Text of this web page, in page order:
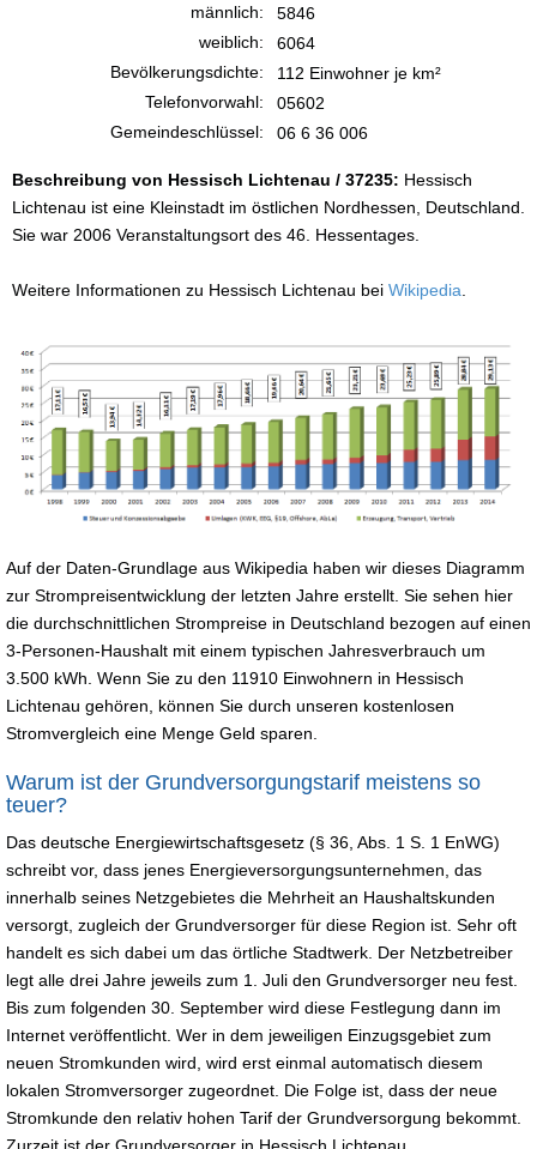
männlich:
5846
weiblich:
6064
Bevölkerungsdichte:
112 Einwohner je km²
Telefonvorwahl:
05602
Gemeindeschlüssel:
06 6 36 006
Beschreibung von Hessisch Lichtenau / 37235: Hessisch
Lichtenau ist eine Kleinstadt im östlichen Nordhessen, Deutschland.
Sie war 2006 Veranstaltungsort des 46. Hessentages.
Weitere Informationen zu Hessisch Lichtenau bei Wikipedia
Auf der Daten-Grundlage aus Wikipedia haben wir dieses Diagramm
zur Strompreisentwicklung der letzten Jahre erstellt. Sie sehen hier
die durchschnittlichen Strompreise in Deutschland bezogen auf einen
3-Personen-Haushalt mit einem typischen Jahresverbrauch um
3.500 kWh. Wenn Sie zu den 11910 Einwohnern in Hessisch
Lichtenau gehören, können Sie durch unseren kostenlosen
Stromvergleich eine Menge Geld sparen.
Warum ist der Grundversorgungstarif meistens so
teuer?
Das deutsche Energiewirtschaftsgesetz (§ 36, Abs. 1 S. 1 EnWG)
schreibt vor, dass jenes Energieversorgungsunternehmen, das
innerhalb seines Netzgebietes die Mehrheit an Haushaltskunden
versorgt, zugleich der Grundversorger für diese Region ist. Sehr oft
handelt es sich dabei um das örtliche Stadtwerk. Der Netzbetreiber
legt alle drei Jahre jeweils zum 1. Juli den Grundversorger neu fest.
Bis zum folgenden 30. September wird diese Festlegung dann im
Internet veröffentlicht. Wer in dem jeweiligen Einzugsgebiet zum
neuen Stromkunden wird, wird erst einmal automatisch diesem
lokalen Stromversorger zugeordnet. Die Folge ist, dass der neue
Stromkunde den relativ hohen Tarif der Grundversorgung bekommt.
Zurzeit ist der Grundversorger in Hessisch Lichtenau.